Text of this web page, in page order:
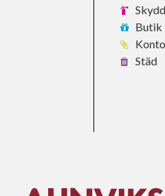
Skydd
Butik
Städ